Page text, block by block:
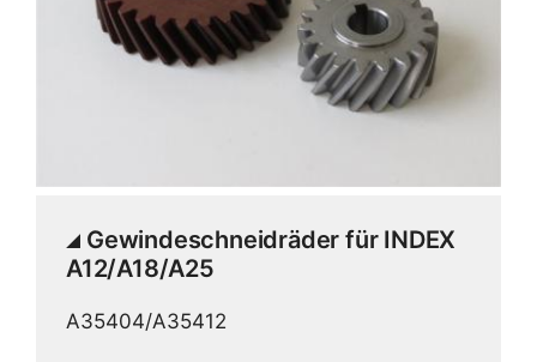
Gewindeschneidräder für INDEX
A12/A18/A25
A35404/A35412